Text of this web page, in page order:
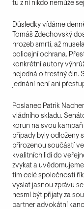
tu z ní nikdo nemůže
Důsledky vídáme
Tomáš Zdechovský
hrozeb smrtí, až
policejní ochrana.
konkrétní autory
nejedná o trestný čin.
jednání není ani
Poslanec Patrik
vládního skladu.
korun na svou
případy byly odloženy
přirozenou součástí
kvalitních lidí do
zvykat a
tím celé společnosti
vyslat jasnou zprávu
nesmí být přijaty za
partner advokátní